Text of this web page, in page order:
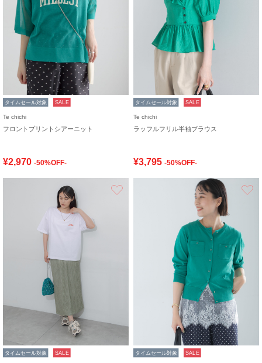
タイムセール対象 SALE
Te chichi
フロントプリントシアーニット
¥2,970 -50%OFF-
タイムセール対象 SALE
Te chichi
ラッフルフリル半袖ブラウス
¥3,795 -50%OFF-
タイムセール対象 SALE タイムセール対象 SALE